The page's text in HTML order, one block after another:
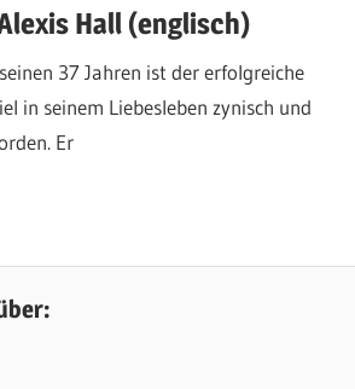
Hall (englisch)
37 Jahren ist der erfolgreiche
in seinem Liebesleben zynisch und
Er